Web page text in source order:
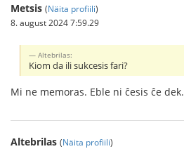
Metsis (Näita profiili)
8. august 2024 7:59.29
Altebrilas:
Kiom da ili sukcesis fari?
Mi ne memoras. Eble ni ĉesis ĉe dek.
Altebrilas (Näita profiili)